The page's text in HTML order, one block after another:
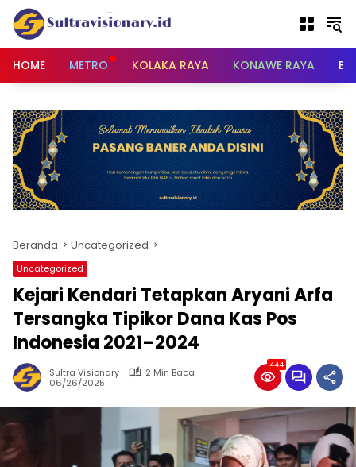
Langsung
konten
HOME
METRO KOLAKA RAYA KONAWE RAYA
Beranda Uncategorized
Uncategorized
Kejari Kendari Tetapkan Aryani Arfa
Tersangka Tipikor Dana Kas Pos
Indonesia 2021–2024
Sultra Visionary
2 Min Baca
06/26/2025
444